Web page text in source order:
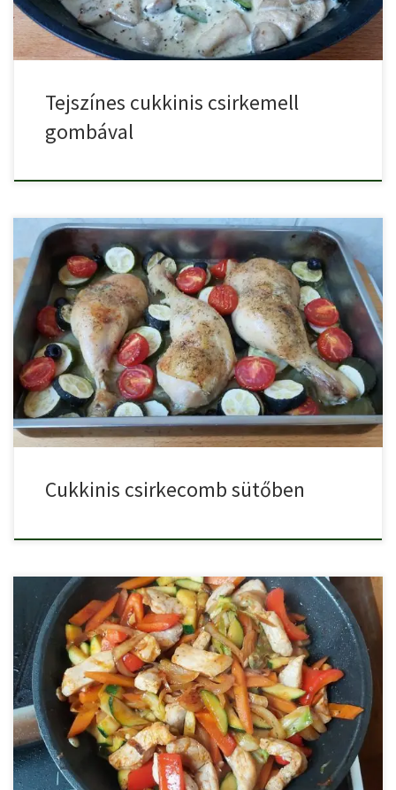
Tejszínes cukkinis csirkemell
gombával
A cukkinis csirkecomb egy mediterrán ízvilágú könnyű nyári étel.
Kevés […]
Cukkinis csirkecomb sütőben
Zöldséges csirkés stir fry, egy finom, gyorsan elkészíthető,
látványos fogás. […]